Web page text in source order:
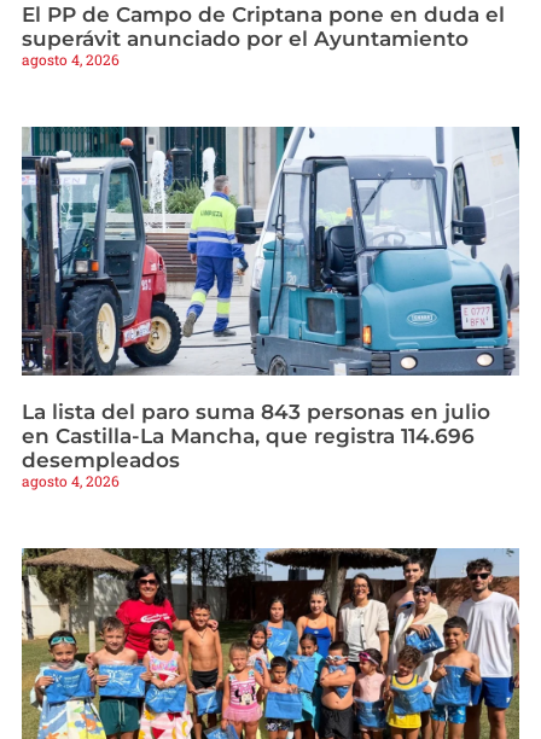
El PP de Campo de Criptana pone en duda el
superávit anunciado por el Ayuntamiento
agosto 4, 2026
La lista del paro suma 843 personas en julio
en Castilla-La Mancha, que registra 114.696
desempleados
agosto 4, 2026